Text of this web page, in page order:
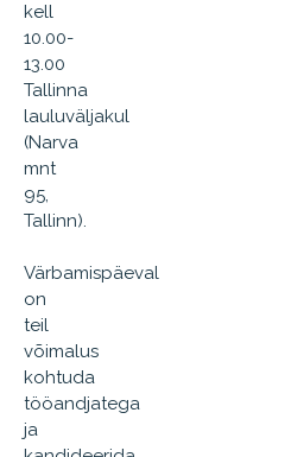
kell
10.00-
13.00
Tallinna
lauluväljakul
(Narva
mnt
95,
Tallinn).
Värbamispäeval
on
teil
võimalus
kohtuda
tööandjatega
ja